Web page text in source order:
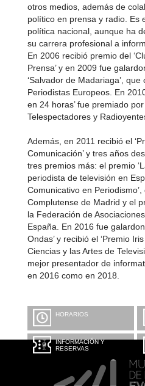
otros medios, además de
político en prensa y radio. Es
política nacional, aunque ha
su carrera profesional a
En 2006 recibió premio del
Prensa’ y en 2009 fue
‘Salvador de Madariaga’,
Periodistas Europeos. En
en 24 horas’ fue premiado
Telespectadores y
Además, en 2011 recibió el
Comunicación’ y tres años
tres premios más: el premio
periodista de televisión en
Comunicativo en
Complutense de Madrid y el
la Federación de
España. En 2016 fue
Ondas’ y recibió el ‘Premio
Ciencias y las Artes de
mejor presentador de
en 2016 como en 2018.
HORARIOS
INFORMACIÓN Y
RESERVAS